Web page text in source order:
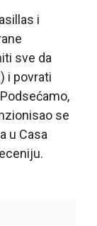
i
sve da
i povrati
se
u Casa